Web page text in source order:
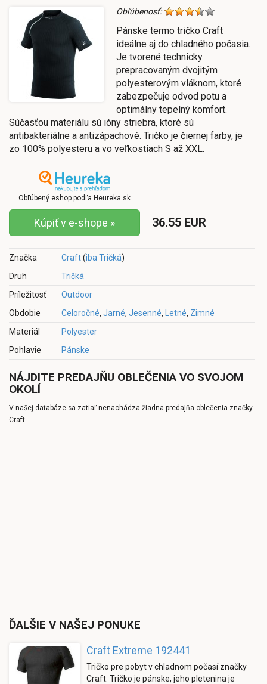
Obľúbenosť:
Pánske termo tričko Craft
ideálne aj do chladného počasia.
Je tvorené technicky
prepracovaným dvojitým
polyesterovým vláknom, ktoré
zabezpečuje odvod potu a
optimálny tepelný komfort.
Súčasťou materiálu sú ióny striebra, ktoré sú
antibakteriálne a antizápachové. Tričko je čiernej farby, je
zo 100% polyesteru a vo veľkostiach S až XXL.
Obľúbený eshop podľa Heureka.sk
36.55 EUR
Kúpiť v e-shope »
Značka Craft(iba Tričká)
Druh
Tričká
Príležitosť
Outdoor
Obdobie
Celoročné, Jarné, Jesenné, Letné, Zimné
Materiál
Polyester
Pohlavie
Pánske
NÁJDITE PREDAJŇU OBLEČENIA VO SVOJOM
OKOLÍ
V našej databáze sa zatiaľ nenachádza žiadna predajňa oblečenia značky
Craft.
ĎALŠIE V NAŠEJ PONUKE
Craft Extreme 192441
Tričko pre pobyt v chladnom počasí značky
Craft. Tričko je pánske, jeho pletenina je